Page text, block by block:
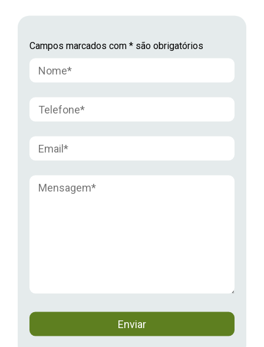
Campos marcados com * são obrigatórios